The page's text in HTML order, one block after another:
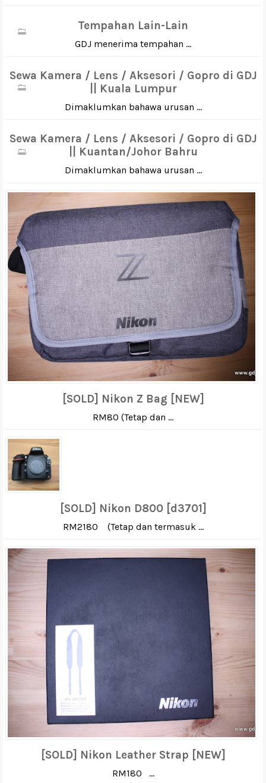
Tempahan Lain-Lain
GDJ menerima tempahan ...
Sewa Kamera / Lens / Aksesori / Gopro di GDJ
|| Kuala Lumpur
Dimaklumkan bahawa urusan ...
Sewa Kamera / Lens / Aksesori / Gopro di GDJ
|| Kuantan/Johor Bahru
Dimaklumkan bahawa urusan ...
[SOLD] Nikon Z Bag [NEW]
RM80 (Tetap dan ...
[SOLD] Nikon D800 [d3701]
RM2180 (Tetap dan termasuk ...
[SOLD] Nikon Leather Strap [NEW]
RM180 ...